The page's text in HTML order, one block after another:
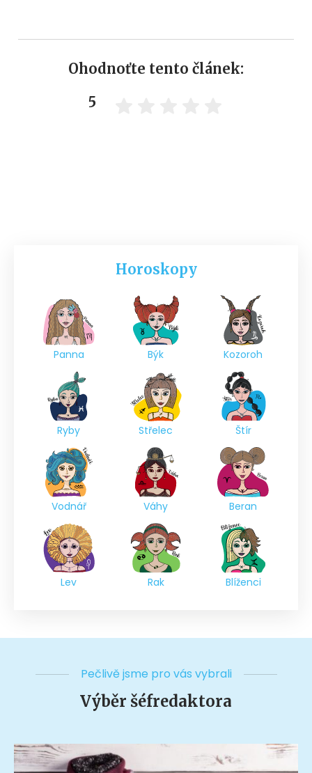
Ohodnoťte tento článek:
5
Horoskopy
Panna Býk Kozoroh
Ryby Střelec Štír
Vodnář Váhy Beran
Lev Rak Blíženci
Pečlivě jsme pro vás vybrali
Výběr šéfredaktora